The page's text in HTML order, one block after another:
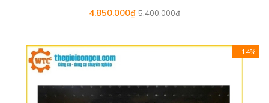
4.850.000₫ 5.400.000₫
- 14%